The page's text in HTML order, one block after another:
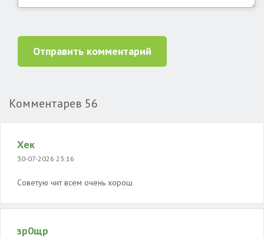
Отправить комментарий
Комментарев 56
Хек
30-07-2026 23:16
Советую чит всем очень хорош
зр0щр